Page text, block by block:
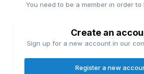
You need to be a member in order to
Create an
Sign up for a new account in our
Register a new